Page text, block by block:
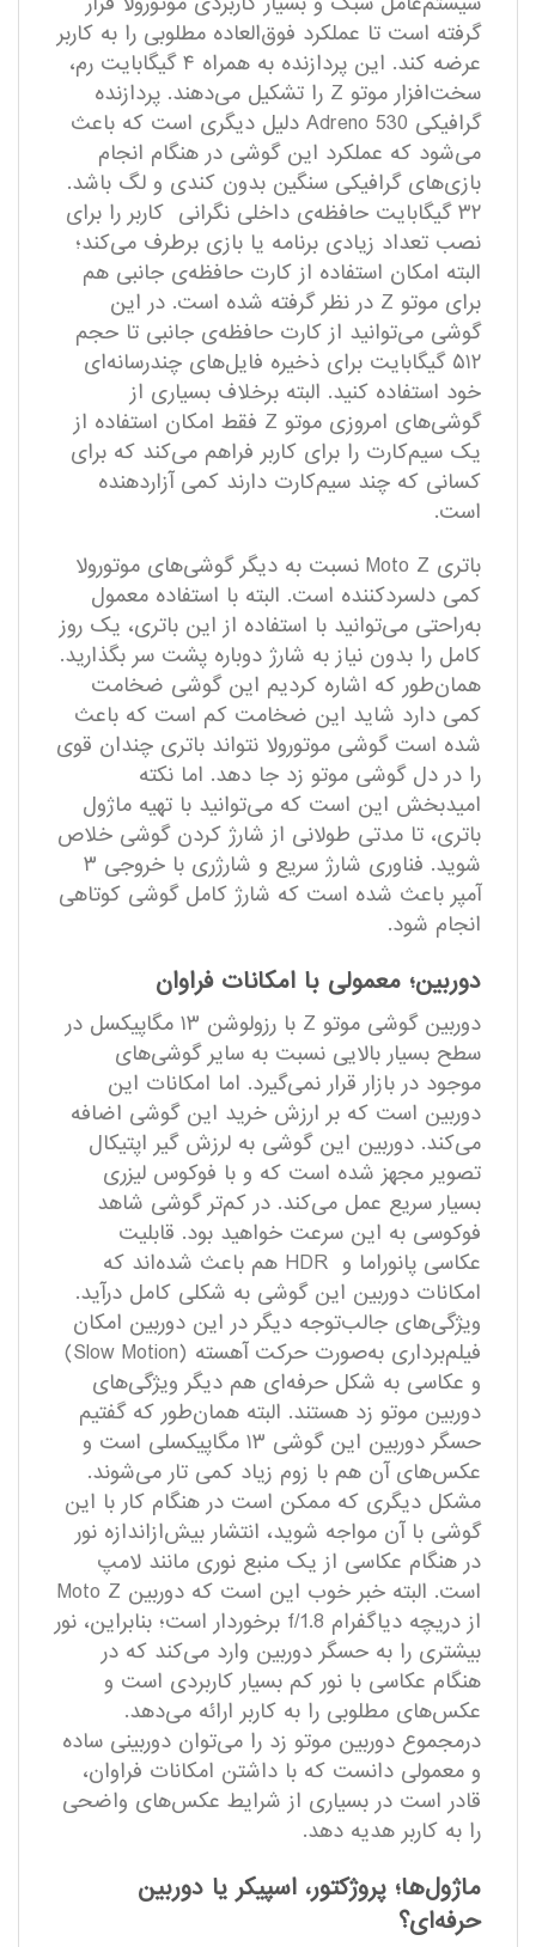
گرفته است تا عملکرد فوق‌العاده مطلوبی را به کاربر
عرضه کند. این پردازنده به همراه ۴ گیگابایت رم،
سخت‌افزار موتو Z را تشکیل می‌دهند. پردازنده
گرافیکی Adreno 530 دلیل دیگری است که باعث
می‌شود که عملکرد این گوشی در هنگام انجام
بازی‌های گرافیکی سنگین بدون کندی و لگ باشد.
۳۲ گیگابایت حافظه‌ی داخلی نگرانی کاربر را برای
نصب تعداد زیادی برنامه یا بازی برطرف می‌کند؛
البته امکان استفاده از کارت حافظه‌ی جانبی هم
برای موتو Z در نظر گرفته ‌شده است. در این
گوشی می‌توانید از کارت حافظه‌ی جانبی تا حجم
۵۱۲ گیگابایت برای ذخیره فایل‌های چندرسانه‌ای
خود استفاده کنید. البته برخلاف بسیاری از
گوشی‌های امروزی موتو Z فقط امکان استفاده از
یک سیم‌کارت را برای کاربر فراهم می‌کند که برای
کسانی که چند سیم‌کارت دارند کمی آزاردهنده
است.
باتری Moto Z نسبت به دیگر گوشی‌های موتورولا
کمی دلسردکننده است. البته با استفاده معمول
به‌راحتی می‌توانید با استفاده از این باتری، یک روز
کامل را بدون نیاز به شارژ دوباره پشت سر بگذارید.
همان‌طور که اشاره کردیم این گوشی ضخامت
کمی دارد شاید این ضخامت کم است که باعث
شده است گوشی موتورولا نتواند باتری چندان قوی
را در دل گوشی موتو زد جا دهد. اما نکته
امیدبخش این است که می‌توانید با تهیه ماژول
باتری، تا مدتی طولانی از شارژ کردن گوشی خلاص
شوید. فناوری شارژ سریع و شارژری با خروجی ۳
آمپر باعث شده است که شارژ کامل گوشی کوتاهی
انجام شود.
دوربین؛ معمولی با امکانات فراوان
دوربین گوشی موتو Z با رزولوشن ۱۳ مگاپیکسل در
سطح بسیار بالایی نسبت به سایر گوشی‌های
موجود در بازار قرار نمی‌گیرد. اما امکانات این
دوربین است که بر ارزش خرید این گوشی اضافه
می‌کند. دوربین این گوشی به لرزش گیر اپتیکال
تصویر مجهز شده است که و با فوکوس لیزری
بسیار سریع عمل می‌کند. در کم‌تر گوشی شاهد
فوکوسی به این سرعت خواهید بود. قابلیت
عکاسی پانوراما و HDR هم باعث شده‌اند که
امکانات دوربین این گوشی به شکلی کامل درآید.
ویژگی‌های جالب‌توجه دیگر در این دوربین امکان
فیلم‌برداری به‌صورت حرکت آهسته (Slow Motion)
و عکاسی به شکل حرفه‌ای هم دیگر ویژگی‌های
دوربین موتو زد هستند. البته همان‌طور که گفتیم
حسگر دوربین این گوشی ۱۳ مگاپیکسلی است و
عکس‌های آن هم با زوم زیاد کمی تار می‌شوند.
مشکل دیگری که ممکن است در هنگام کار با این
گوشی با آن مواجه شوید، انتشار بیش‌ازاندازه نور
در هنگام عکاسی از یک منبع نوری مانند لامپ
است. البته خبر خوب این است که دوربین Moto Z
از دریچه دیاگفرام f/1.8 برخوردار است؛ بنابراین، نور
بیشتری را به حسگر دوربین وارد می‌کند که در
هنگام عکاسی با نور کم بسیار کاربردی است و
عکس‌های مطلوبی را به کاربر ارائه می‌دهد.
درمجموع دوربین موتو زد را می‌توان دوربینی ساده
و معمولی دانست که با داشتن امکانات فراوان،
قادر است در بسیاری از شرایط عکس‌های واضحی
را به کاربر هدیه دهد.
ماژول‌ها؛ پروژکتور، اسپیکر یا دوربین
حرفه‌ای؟